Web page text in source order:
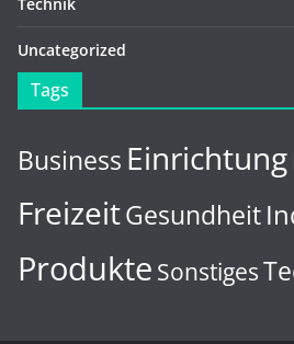
Uncategorized
Tags
Business Einrichtung
FreizeitGesundheit
Produkte Sonstiges